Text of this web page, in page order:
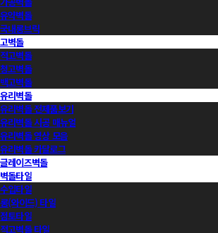
유약벽돌
국내롱브릭
고벽돌
적고벽돌
청고벽돌
백고벽돌
유리벽돌
유리벽돌 전제품보기
유리벽돌 시공 매뉴얼
유리벽돌 영상 모음
유리벽돌 카달로그
글레이즈벽돌
벽돌타일
수입타일
롱(와이드) 타일
점토타일
적고벽돌 타일